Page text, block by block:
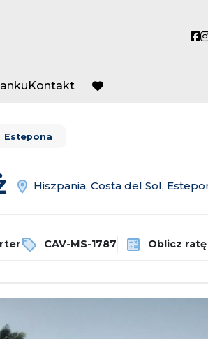
Kontakt
favorite
Estepona
Hiszpania, Costa del Sol,
CAV-MS-1787 Oblicz